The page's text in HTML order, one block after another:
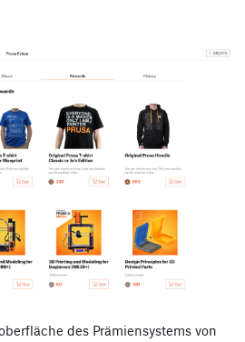
des Prämiensystems von